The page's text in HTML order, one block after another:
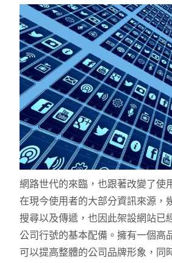
網路世代的來臨，也跟著改變了使
在現今使用者的大部分資訊來源，
搜尋以及傳遞，也因此架設網站已
公司行號的基本配備。擁有一個高
可以提高整體的公司品牌形象，同